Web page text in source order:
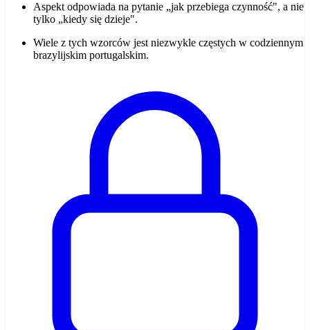
Aspekt odpowiada na pytanie „jak przebiega czynność", a nie
tylko „kiedy się dzieje".
Wiele z tych wzorców jest niezwykle częstych w codziennym
brazylijskim portugalskim.